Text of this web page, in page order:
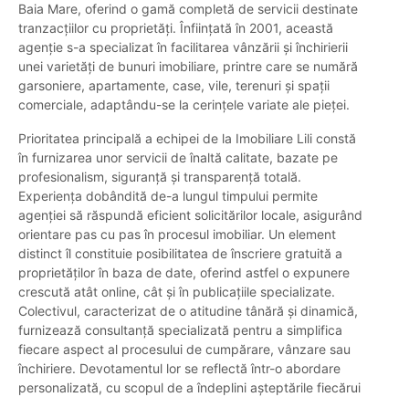
Baia Mare, oferind o gamă completă de servicii destinate
tranzacțiilor cu proprietăți. Înființată în 2001, această
agenție s-a specializat în facilitarea vânzării și închirierii
unei varietăți de bunuri imobiliare, printre care se numără
garsoniere, apartamente, case, vile, terenuri și spații
comerciale, adaptându-se la cerințele variate ale pieței.
Prioritatea principală a echipei de la Imobiliare Lili constă
în furnizarea unor servicii de înaltă calitate, bazate pe
profesionalism, siguranță și transparență totală.
Experiența dobândită de-a lungul timpului permite
agenției să răspundă eficient solicitărilor locale, asigurând
orientare pas cu pas în procesul imobiliar. Un element
distinct îl constituie posibilitatea de înscriere gratuită a
proprietăților în baza de date, oferind astfel o expunere
crescută atât online, cât și în publicațiile specializate.
Colectivul, caracterizat de o atitudine tânără și dinamică,
furnizează consultanță specializată pentru a simplifica
fiecare aspect al procesului de cumpărare, vânzare sau
închiriere. Devotamentul lor se reflectă într-o abordare
personalizată, cu scopul de a îndeplini așteptările fiecărui